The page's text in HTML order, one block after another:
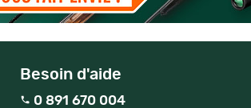
Besoin d'aide
0 891 670 004